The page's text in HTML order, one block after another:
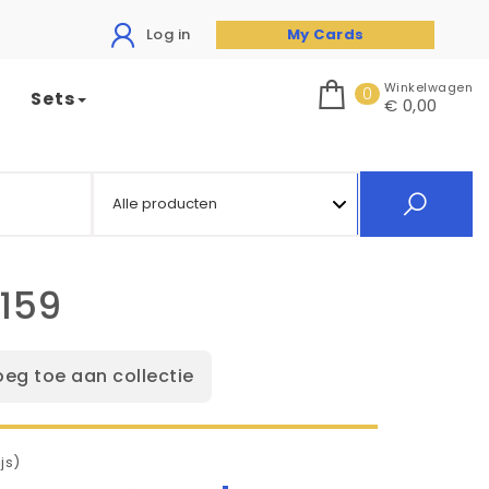
Log in My Cards
Sets 0 Winkelwagen
€ 0,00
toe aan collectie